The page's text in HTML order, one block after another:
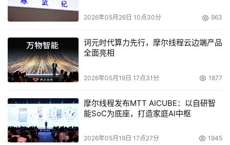
2026年05月26日 10点30分 963
词元时代算力先行，摩尔线程云边端产品
全面亮相
2026年05月19日 17点31分 1877
摩尔线程发布MTT AICUBE：以自研智
能SoC为底座，打造家庭AI中枢
2026年05月19日 17点27分 1945